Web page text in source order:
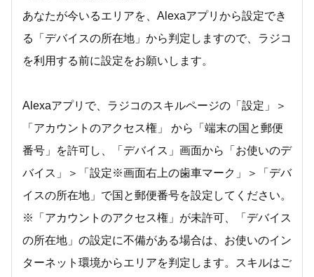
あなたが今いるエリアを、Alexaアプリから設定でき
る「デバイスの所在地」から判定しますので、ラジコ
を利用する前に設定をお願いします。
Alexaアプリで、ラジコのスキルページの「設定」＞
「アカウントのアクセス権」 から「端末の国と郵便
番号」を許可し、「デバイス」画面から「お使いのデ
バイス」＞「設定※画面右上の歯車マーク」＞「デバ
イスの所在地」で国と郵便番号を設定してください。
※「アカウントのアクセス権」が未許可、「デバイス
の所在地」の設定に不備がある場合は、お使いのイン
ターネット環境からエリアを判定します。スキルはご